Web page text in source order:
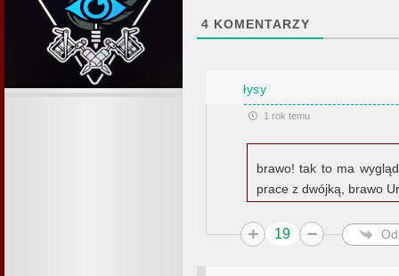
4 KOMENTARZY
łysy
1 rok temu
brawo! tak to ma
prace z dwójką, brawo
19